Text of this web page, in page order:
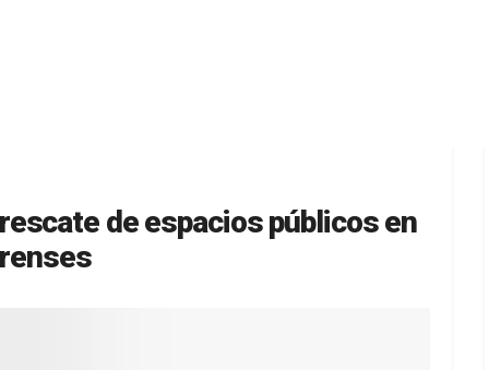
de espacios públicos en